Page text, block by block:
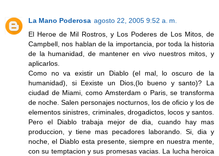
La Mano Poderosa agosto 22, 2005 9:52 a. m.
El Heroe de Mil Rostros, y Los Poderes de Los Mitos, de
Campbell, nos hablan de la importancia, por toda la historia
de la humanidad, de mantener en vivo nuestros mitos, y
aplicarlos.
Como no va existir un Diablo (el mal, lo oscuro de la
humanidad), si Eexiste un Dios,(lo bueno y santo)? La
ciudad de Miami, como Amsterdam o Paris, se transforma
de noche. Salen personajes nocturnos, los de oficio y los de
elementos sinistres, criminales, drogadictos, locos y santos.
Pero el Diablo trabaja mejor de dia, cuando hay mas
produccion, y tiene mas pecadores laborando. Si, dia y
noche, el Diablo esta presente, siempre en nuestra mente,
con su temptacion y sus promesas vacias. La lucha heroica